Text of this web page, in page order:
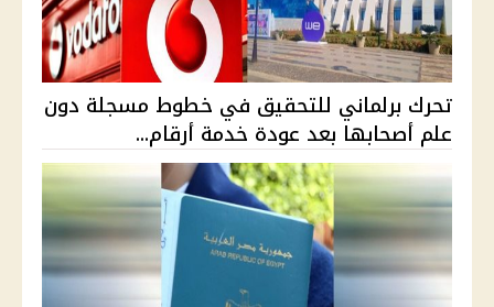
تحرك برلماني للتحقيق في خطوط مسجلة دون
علم أصحابها بعد عودة خدمة أرقام...